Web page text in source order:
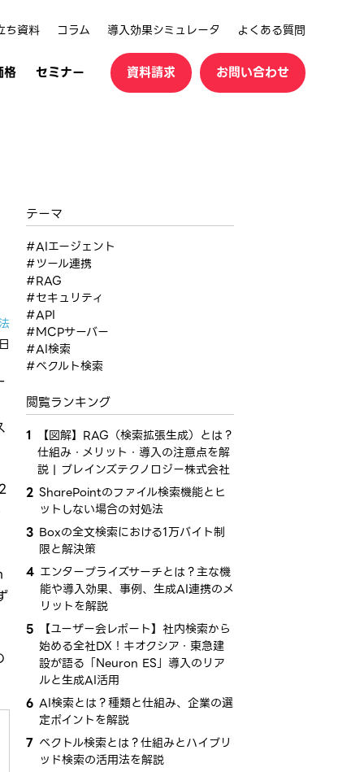
格 セミナー
ち資料 コラム 導入効果シミュレータ よくある質問
資料請求 お問い合わせ
テーマ
#AIエージェント
#ツール連携
#RAG
#セキュリティ
#API
#MCPサーバー
#AI検索
#ベクルト検索
閲覧ランキング
1
【図解】RAG（検索拡張生成）とは？
仕組み・メリット・導入の注意点を解
説 | ブレインズテクノロジー株式会社
2 SharePointのファイル検索機能とヒ
ットしない場合の対処法
3 Boxの全文検索における1万バイト制
限と解決策
4 エンタープライズサーチとは？​主な​機
能や導入効果、​事例、​生成AI連携の​メ
リットを​解説
5
【ユーザー会レポート】社内検索から​
始める​全社​DX！​キオクシア・​東急建
設が​語る​「Neuron ES」導入の​リア
ルと​生成AI活用
6 AI検索とは？種類と仕組み、企業の選
定ポイントを解説
7 ベクトル検索とは？仕組みとハイブリ
ッド検索の活用法を解説